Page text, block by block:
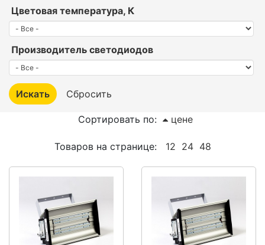
Цветовая температура, К
Производитель светодиодов
Сортировать по: цене
Товаров на странице: 12 24 48